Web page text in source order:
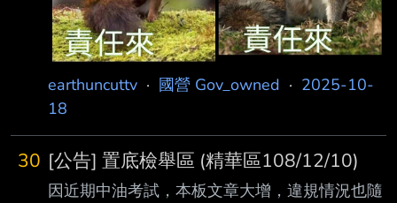
earthuncuttv · 國營 Gov_owned · 2025-10-
18
30 [公告] 置底檢舉區 (精華區108/12/10)
因近期中油考試，本板文章大增，違規情況也隨